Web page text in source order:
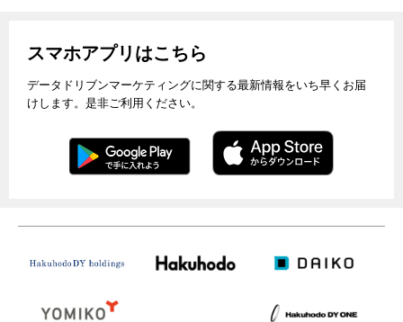
スマホアプリはこちら
データドリブンマーケティングに関する最新情報をいち早くお届
けします。是非ご利用ください。